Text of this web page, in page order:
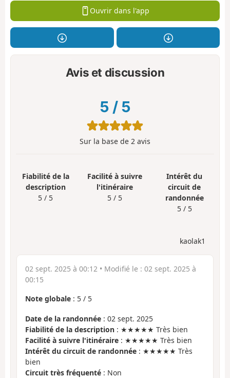
Ouvrir dans l'app
Avis et discussion
5 / 5
Sur la base de 2 avis
Fiabilité de la
description
5 / 5
Facilité à suivre
l'itinéraire
5 / 5
Intérêt du
circuit de
randonnée
5 / 5
kaolak1
02 sept. 2025 à 00:12 • Modifié le : 02 sept. 2025 à
00:15
Note globale : 5 / 5
Date de la randonnée : 02 sept. 2025
Fiabilité de la description : ★★★★★ Très bien
Facilité à suivre l'itinéraire : ★★★★★ Très bien
Intérêt du circuit de randonnée : ★★★★★ Très
bien
Circuit très fréquenté : Non